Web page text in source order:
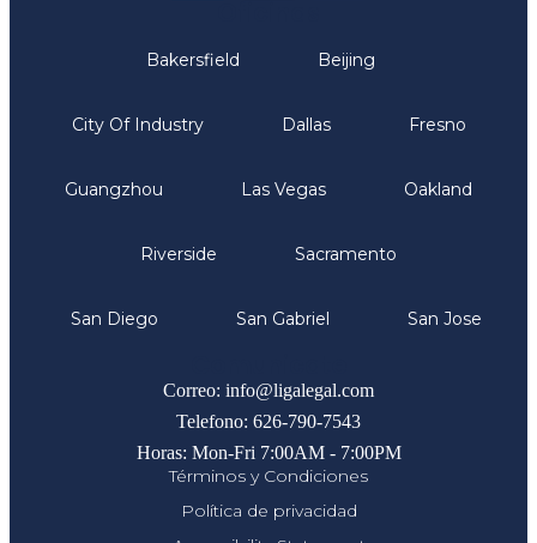
Bakersfield Beijing
City Of Industry Dallas Fresno
Guangzhou Las Vegas Oakland
Riverside Sacramento
San Diego San Gabriel San Jose
Correo: info@ligalegal.com
Telefono: 626-790-7543
Horas: Mon-Fri 7:00AM - 7:00PM
Términos y Condiciones
Política de privacidad